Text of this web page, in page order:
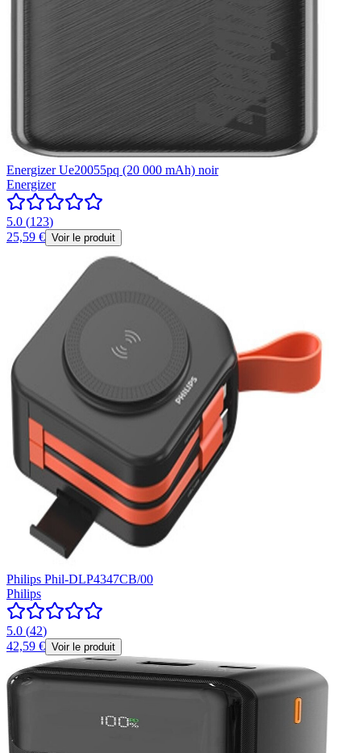
Energizer Ue20055pq (20 000 mAh) noir
Energizer
5.0 (123)
25,59 € Voir le produit
Philips Phil-DLP4347CB/00
Philips
5.0 (42)
42,59 € Voir le produit